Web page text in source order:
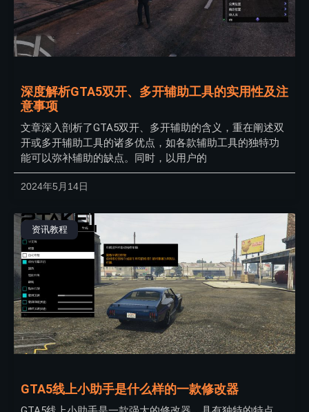
深度解析GTA5双开、多开辅助工具的实用性及注
意事项
文章深入剖析了GTA5双开、多开辅助的含义，重在阐述双
开或多开辅助工具的诸多优点，如各款辅助工具的独特功
能可以弥补辅助的缺点。同时，以用户的
2024年5月14日
资讯教程
GTA5线上小助手是什么样的一款修改器